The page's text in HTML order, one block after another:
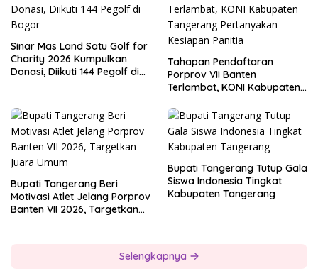
Sinar Mas Land Satu Golf for
Charity 2026 Kumpulkan
Donasi, Diikuti 144 Pegolf di
Tahapan Pendaftaran
Porprov VII Banten
Terlambat, KONI Kabupaten
Kesiapan Panitia
Bupati Tangerang Beri
Motivasi Atlet Jelang Porprov
Banten VII 2026, Targetkan
Bupati Tangerang Tutup Gala
Siswa Indonesia Tingkat
Kabupaten Tangerang
Selengkapnya